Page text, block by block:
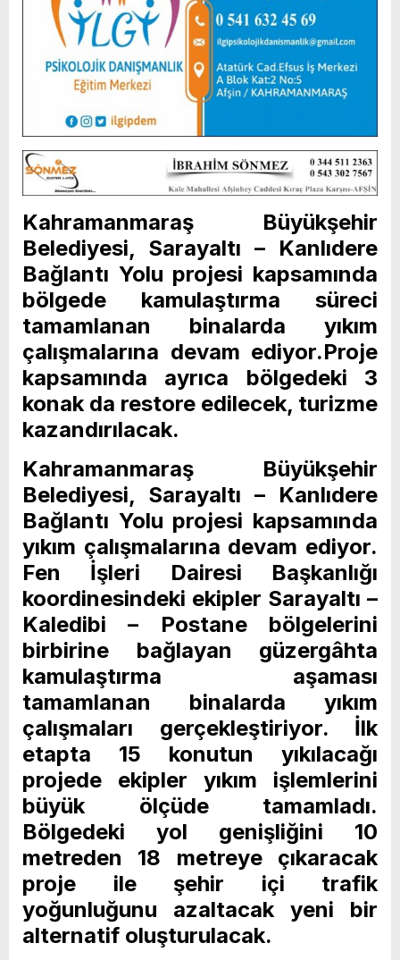
Kahramanmaraş Büyükşehir
Belediyesi, Sarayaltı – Kanlıdere
Bağlantı Yolu projesi kapsamında
bölgede kamulaştırma süreci
tamamlanan binalarda yıkım
çalışmalarına devam ediyor.Proje
kapsamında ayrıca bölgedeki 3
konak da restore edilecek, turizme
kazandırılacak.
Kahramanmaraş Büyükşehir
Belediyesi, Sarayaltı – Kanlıdere
Bağlantı Yolu projesi kapsamında
yıkım çalışmalarına devam ediyor.
Fen İşleri Dairesi Başkanlığı
koordinesindeki ekipler Sarayaltı –
Kaledibi – Postane bölgelerini
birbirine bağlayan güzergâhta
kamulaştırma aşaması
tamamlanan binalarda yıkım
çalışmaları gerçekleştiriyor. İlk
etapta 15 konutun yıkılacağı
projede ekipler yıkım işlemlerini
büyük ölçüde tamamladı.
Bölgedeki yol genişliğini 10
metreden 18 metreye çıkaracak
proje ile şehir içi trafik
yoğunluğunu azaltacak yeni bir
alternatif oluşturulacak.